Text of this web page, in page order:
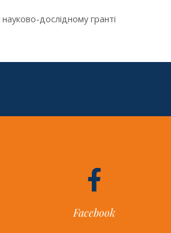
дослідному гранті
Facebook